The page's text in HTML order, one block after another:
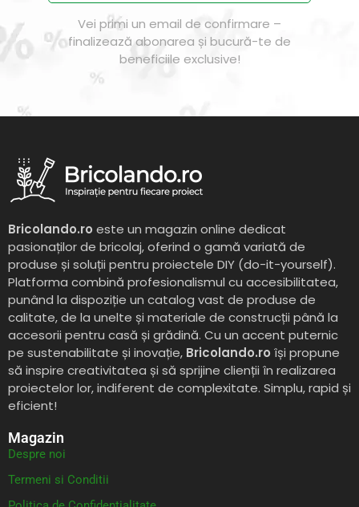
Vei primi un email de confirmare –
finalizează abonarea și bucură-te de
beneficiile exclusive!
Bricolando.ro este un magazin online dedicat
pasionaților de bricolaj, oferind o gamă variată de
produse și soluții pentru proiectele DIY (do-it-yourself).
Platforma combină profesionalismul cu accesibilitatea,
punând la dispoziție un catalog vast de produse de
calitate, de la unelte și materiale de construcții până la
accesorii pentru casă și grădină. Cu un accent puternic
pe sustenabilitate și inovație, Bricolando.ro își propune
să inspire creativitatea și să sprijine clienții în realizarea
proiectelor lor, indiferent de complexitate. Simplu, rapid și
eficient!
Magazin
Despre noi
Termeni si Conditii